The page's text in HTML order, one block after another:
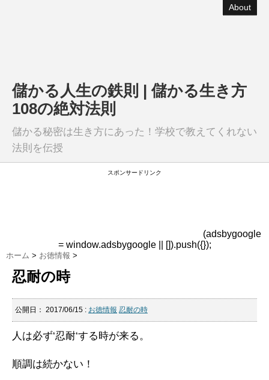
About
儲かる人生の鉄則 | 儲かる生き方
108の絶対法則
儲かる秘密は生き方にあった！学校で教えてくれない
法則を伝授
スポンサードリンク
(adsbygoogle
= window.adsbygoogle || []).push({});
ホーム > お徳情報 >
忍耐の時
公開日： 2017/06/15 : お徳情報 忍耐の時
人は必ず‘忍耐‘する時が来る。
順調は続かない！